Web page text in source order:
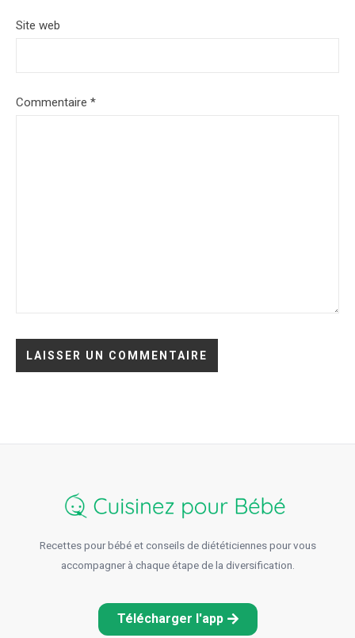
Site web
Commentaire *
Recettes pour bébé et conseils de diététiciennes pour vous
accompagner à chaque étape de la diversification.
Télécharger l'app